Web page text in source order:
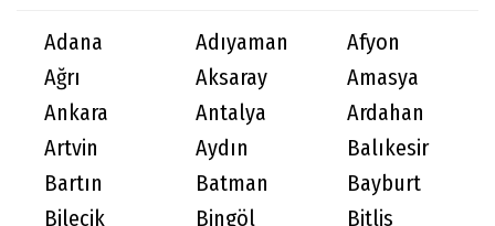
Adana Adıyaman
Afyon
Ağrı
Aksaray
Amasya
Ankara
Antalya
Ardahan
Artvin
Aydın
Balıkesir
Bartın
Batman
Bayburt
Bilecik
Bingöl
Bitlis